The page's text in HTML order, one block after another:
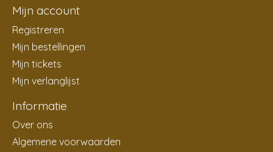
Mijn account
Registreren
Mijn bestellingen
Mijn tickets
Mijn verlanglijst
Informatie
Over ons
Algemene voorwaarden